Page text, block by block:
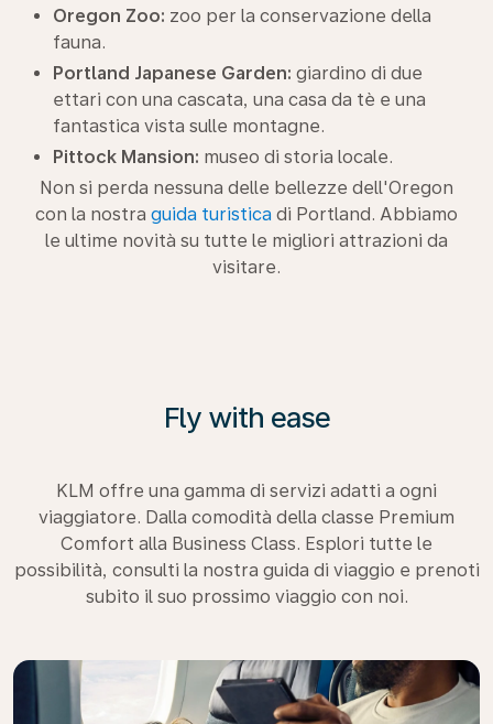
Oregon Zoo: zoo per la conservazione della
fauna.
Portland Japanese Garden: giardino di due
ettari con una cascata, una casa da tè e una
fantastica vista sulle montagne.
Pittock Mansion: museo di storia locale.
Non si perda nessuna delle bellezze dell'Oregon
con la nostra guida turistica di Portland. Abbiamo
le ultime novità su tutte le migliori attrazioni da
visitare.
Fly with ease
KLM offre una gamma di servizi adatti a ogni
viaggiatore. Dalla comodità della classe Premium
Comfort alla Business Class. Esplori tutte le
possibilità, consulti la nostra guida di viaggio e prenoti
subito il suo prossimo viaggio con noi.